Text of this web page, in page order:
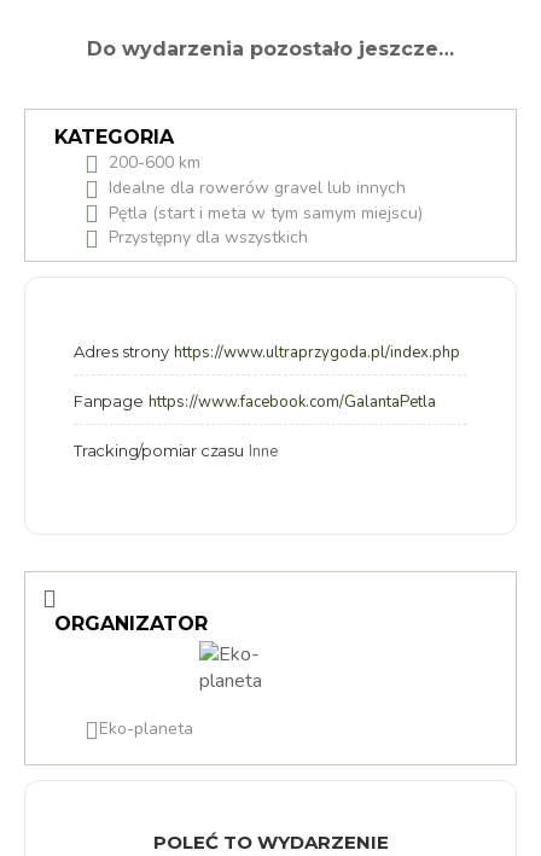
Do wydarzenia pozostało jeszcze…
KATEGORIA
200-600 km
Idealne dla rowerów gravel lub innych
Pętla (start i meta w tym samym miejscu)
Przystępny dla wszystkich
Adres strony https://www.ultraprzygoda.pl/index.php
Fanpage https://www.facebook.com/GalantaPetla
Tracking/pomiar czasu Inne
ORGANIZATOR
Eko-planeta
POLEĆ TO WYDARZENIE